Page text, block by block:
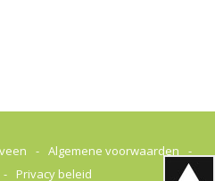
- Algemene voorwaarden
-
- Privacy beleid